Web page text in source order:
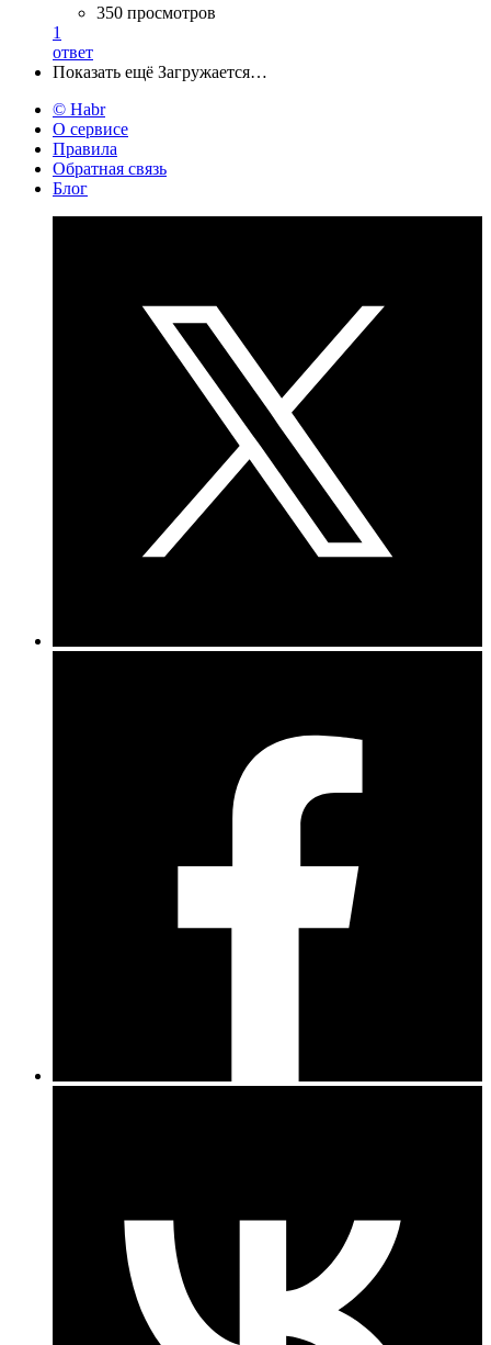
350 просмотров
1
ответ
Показать ещё Загружается…
© Habr
О сервисе
Правила
Обратная связь
Блог